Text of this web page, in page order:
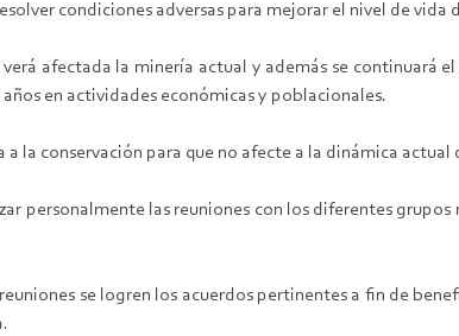
condiciones adversas para mejorar el nivel de vida
afectada la minería actual y además se continuará
en actividades económicas y poblacionales.
la conservación para que no afecte a la dinámica
personalmente las reuniones con los diferentes
se logren los acuerdos pertinentes a fin de